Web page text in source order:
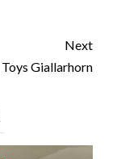
Next
Toys Giallarhorn